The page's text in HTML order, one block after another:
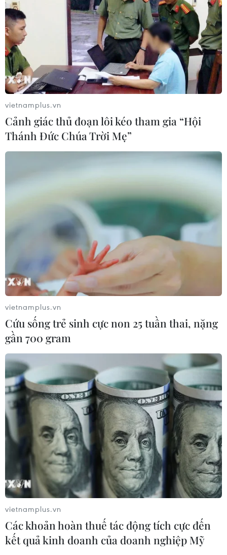
vietnamplus.vn
Cảnh giác thủ đoạn lôi kéo tham gia “Hội
Thánh Đức Chúa Trời Mẹ”
vietnamplus.vn
Cứu sống trẻ sinh cực non 25 tuần thai, nặng
gần 700 gram
vietnamplus.vn
Các khoản hoàn thuế tác động tích cực đến
kết quả kinh doanh của doanh nghiệp Mỹ